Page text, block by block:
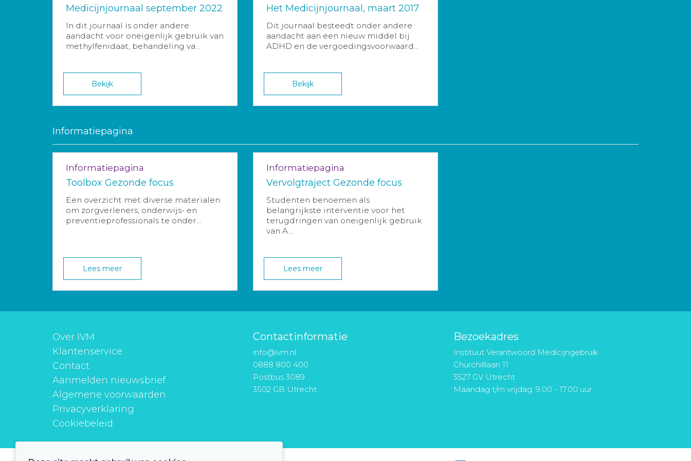
Medicijnjournaal september 2022
In dit journaal is onder andere
aandacht voor oneigenlijk gebruik van
methylfenidaat, behandeling va...
Bekijk
Het Medicijnjournaal, maart 2017
Dit journaal besteedt onder andere
aandacht aan een nieuw middel bij
ADHD en de vergoedingsvoorwaard...
Bekijk
Informatiepagina
Informatiepagina
Toolbox Gezonde focus
Een overzicht met diverse materialen
om zorgverleners, onderwijs- en
preventieprofessionals te onder...
Lees meer
Informatiepagina
Vervolgtraject Gezonde focus
Studenten benoemen als
belangrijkste interventie voor het
terugdringen van oneigenlijk gebruik
van A...
Lees meer
Over IVM
Klantenservice
Contact
Aanmelden nieuwsbrief
Algemene voorwaarden
Privacyverklaring
Cookiebeleid
Contactinformatie
info@ivm.nl
0888 800 400
Postbus 3089
3502 GB Utrecht
Bezoekadres
Instituut Verantwoord Medicijngebruik
Churchilllaan 11
3527 GV Utrecht
Maandag t/m vrijdag: 9.00 - 17.00 uur